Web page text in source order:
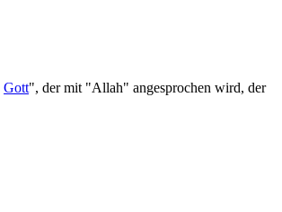
Gott", der mit "Allah" angesprochen wird, der